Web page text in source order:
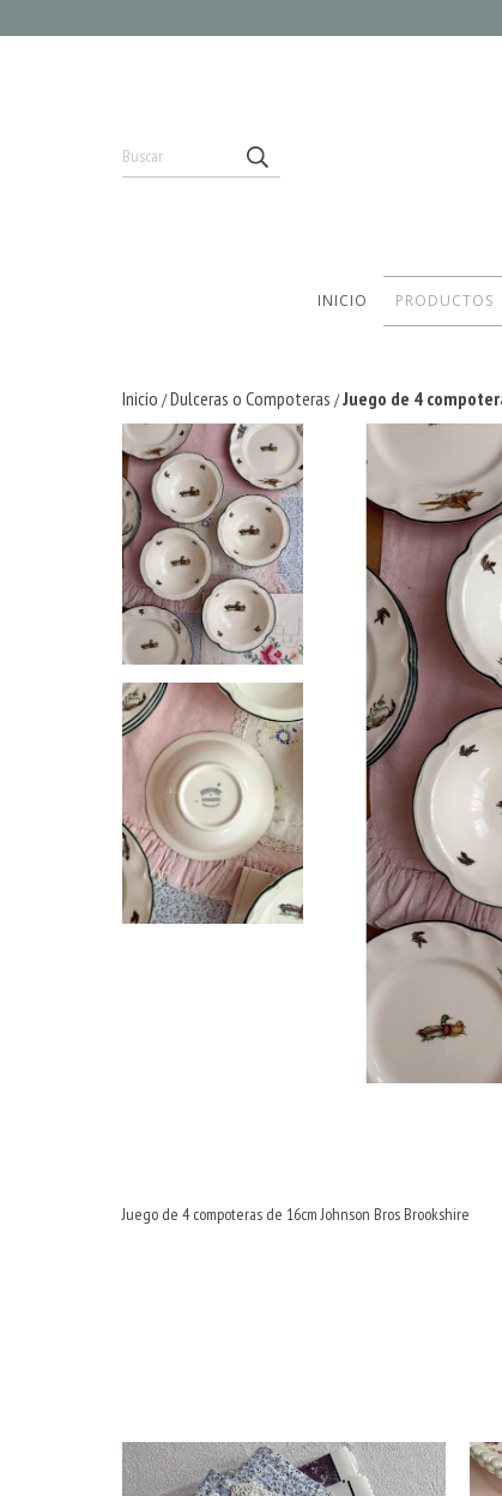
INICIO PRODUCTOS
Inicio /Dulceras o Compoteras /Juego de 4
Juego de 4 compoteras de 16cm Johnson Bros Brookshire